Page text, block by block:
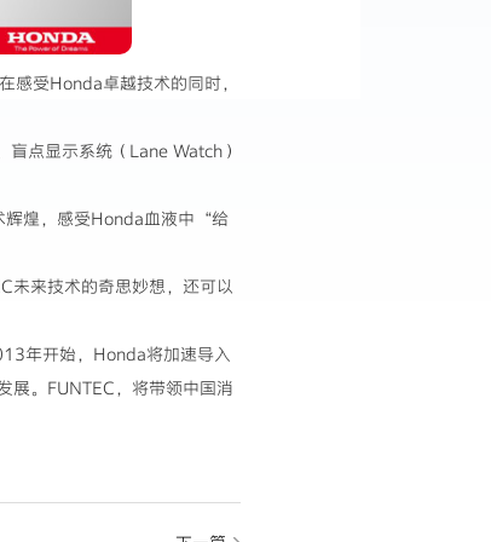
受Honda卓越技术的同时，
点显示系统（Lane Watch）
煌，感受Honda血液中“给
未来技术的奇思妙想，还可以
年开始，Honda将加速导入
展。FUNTEC，将带领中国消